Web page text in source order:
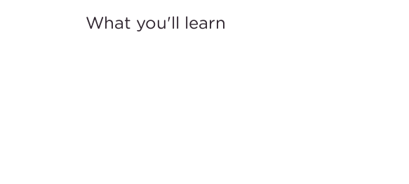
What you'll learn